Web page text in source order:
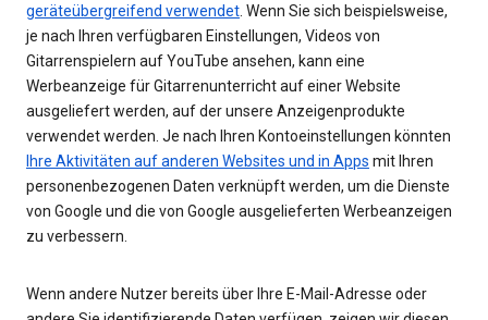
geräteübergreifend verwendet . Wenn Sie sich beispielsweise,
je nach Ihren verfügbaren Einstellungen, Videos von
Gitarrenspielern auf YouTube ansehen, kann eine
Werbeanzeige für Gitarrenunterricht auf einer Website
ausgeliefert werden, auf der unsere Anzeigenprodukte
verwendet werden. Je nach Ihren Kontoeinstellungen könnten
Ihre Aktivitäten auf anderen Websites und in Apps mit Ihren
personenbezogenen Daten verknüpft werden, um die Dienste
von Google und die von Google ausgelieferten Werbeanzeigen
zu verbessern.
Wenn andere Nutzer bereits über Ihre E-Mail-Adresse oder